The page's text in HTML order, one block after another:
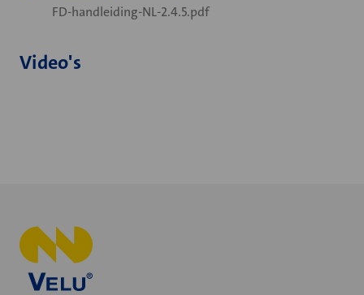
FD-handleiding-NL-2.4.5.pdf
Video's